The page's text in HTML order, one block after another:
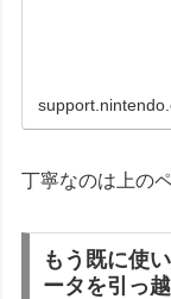
丁寧なのは上のペ
もう既に使
ータを引っ